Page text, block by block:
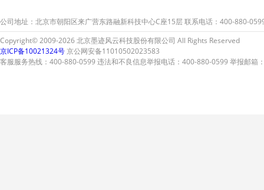
公司地址：北京市朝阳区来广营东路融新科技中心C座15层 联系电话：400-880-
Copyright© 2009-2026 北京墨迹风云科技股份有限公司 All Rights Reserved
京ICP备10021324号京公网安备11010502023583
客服服务热线：400-880-0599 违法和不良信息举报电话：400-880-0599 举报邮箱